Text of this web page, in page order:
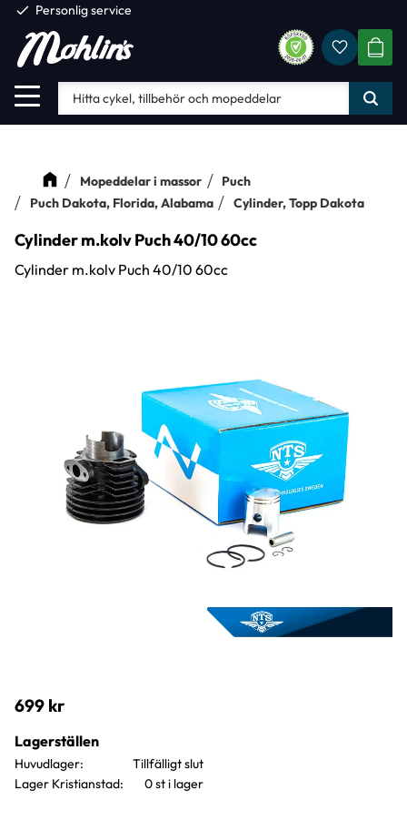
Meny
check Personlig service
Mopeddelar i massor
Puch
Puch Dakota, Florida, Alabama
Cylinder, Topp Dakota
Cylinder m.kolv Puch 40/10 60cc
Cylinder m.kolv Puch 40/10 60cc
699 kr
Lagerställen
Huvudlager
Lager Kristianstad
0 st i lager